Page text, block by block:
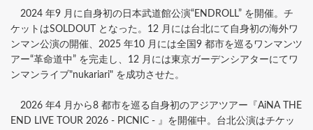
2024 年9 月に自身初の日本武道館公演“ENDROLL” を開催。チ
ケットはSOLDOUT となった。12 月には台北にて自身初の海外ワ
ンマン公演の開催、2025 年10 月には全国9 都市を巡るワンマンツ
アー“革命道中” を完走し、12 月には東京ガーデンシアターにてワ
ンマンライブ"nukariari" を成功させた。
2026 年4 月から8 都市を巡る自身初のアジアツアー『AiNA THE
END LIVE TOUR 2026 - PICNIC - 』を開催中。台北公演はチケッ